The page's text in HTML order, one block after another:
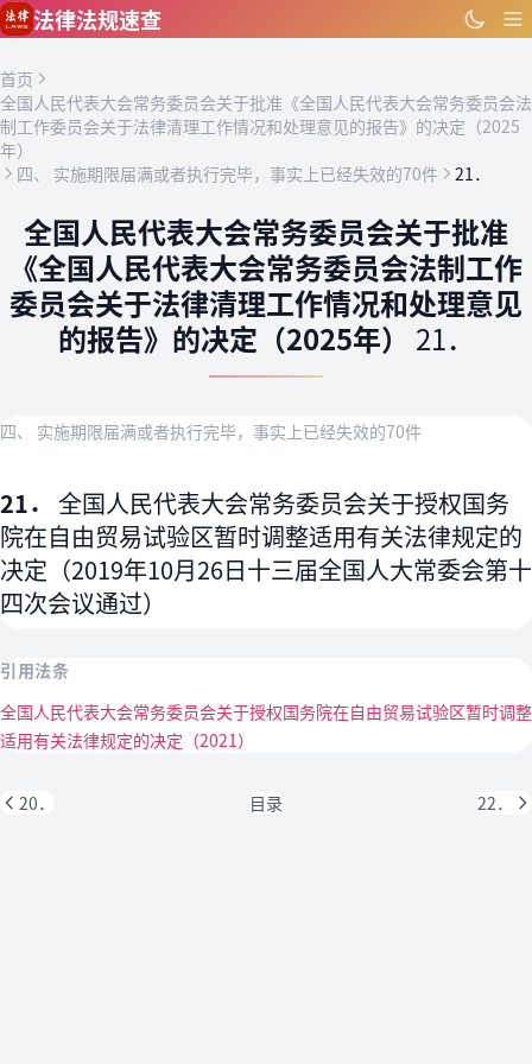
跳到主要内容
法律法规速查
首页
全国人民代表大会常务委员会关于批准《全国人民代表大会常务委员会法
制工作委员会关于法律清理工作情况和处理意见的报告》的决定（2025
年）
四、 实施期限届满或者执行完毕，事实上已经失效的70件
21．
全国人民代表大会常务委员会关于批准
《全国人民代表大会常务委员会法制工作
委员会关于法律清理工作情况和处理意见
的报告》的决定（2025年） 21．
四、 实施期限届满或者执行完毕，事实上已经失效的70件
21． 全国人民代表大会常务委员会关于授权国务
院在自由贸易试验区暂时调整适用有关法律规定的
决定（2019年10月26日十三届全国人大常委会第十
四次会议通过）
引用法条
全国人民代表大会常务委员会关于授权国务院在自由贸易试验区暂时调整
适用有关法律规定的决定（2021）
20． 目录 22．